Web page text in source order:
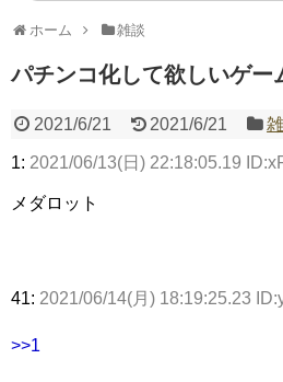
いヤバいか教えて？...
Powered by livedoor 相互RSS
ホーム 雑談
パチンコ化して欲しいゲー
2021/6/21 2021/6/21
1: 2021/06/13(日) 22:18:05.19
メダロット
41: 2021/06/14(月) 18:19:25.23
>>1